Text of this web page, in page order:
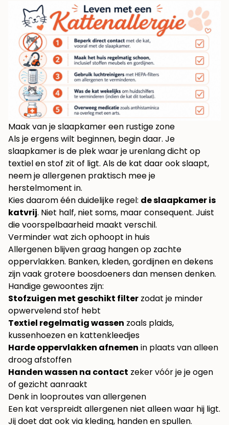
Maak van je slaapkamer een rustige zone
Als je ergens wilt beginnen, begin daar. Je
slaapkamer is de plek waar je urenlang dicht op
textiel en stof zit of ligt. Als de kat daar ook slaapt,
neem je allergenen praktisch mee je
herstelmoment in.
Kies daarom één duidelijke regel: de slaapkamer is
katvrij. Niet half, niet soms, maar consequent. Juist
die voorspelbaarheid maakt verschil.
Verminder wat zich ophoopt in huis
Allergenen blijven graag hangen op zachte
oppervlakken. Banken, kleden, gordijnen en dekens
zijn vaak grotere boosdoeners dan mensen denken.
Handige gewoontes zijn:
Stofzuigen met geschikt filter zodat je minder
opwervelend stof hebt
Textiel regelmatig wassen zoals plaids,
kussenhoezen en kattenkleedjes
Harde oppervlakken afnemen in plaats van alleen
droog afstoffen
Handen wassen na contact zeker vóór je je ogen
of gezicht aanraakt
Denk in looproutes van allergenen
Een kat verspreidt allergenen niet alleen waar hij ligt.
Jij doet dat ook via kleding, handen en spullen.